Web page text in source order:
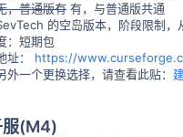
，普通版有 有，与普通版共通
的空岛版本，阶段限制，
：短期包
址： https://
外一个更换选择，请查看此贴：
服(M4)